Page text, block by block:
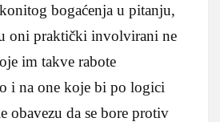
bogaćenja u pitanju,
oni praktički involvirani ne
im takve rabote
i na one koje bi po logici
obavezu da se bore protiv